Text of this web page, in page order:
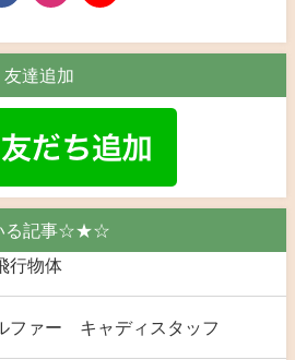
友達追加
る記事☆★☆
行物体
ファー キャディスタッフ